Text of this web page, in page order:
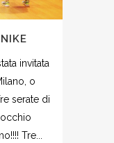
invitata
o
serate di
Tre...